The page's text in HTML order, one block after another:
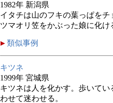
1982年 新潟県
イタチは山のフキの葉っぱを
ツマオリ笠をかぶった娘に化け
類似事例
キツネ
1999年 宮城県
キツネは人を化かす。歩いて
わせて迷わせる。